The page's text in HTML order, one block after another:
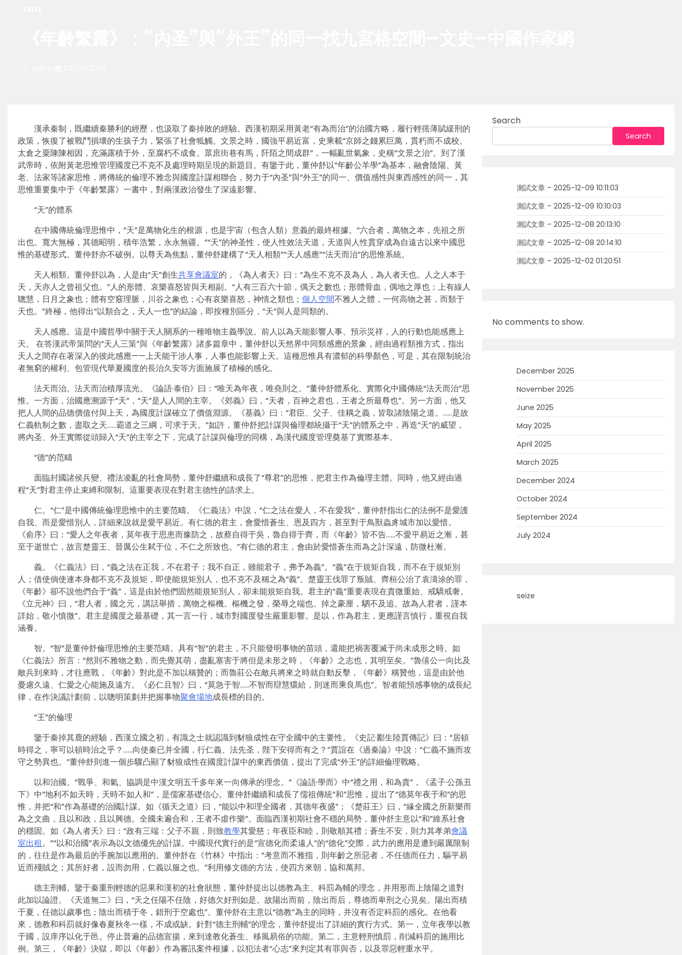
漢承秦制，既繼續秦勝利的經歷，也汲取了秦掉敗的經驗。西漢初期采用黃老“有為而治”的治國方略，履行輕徭薄賦緩刑的
政策，恢復了被戰鬥損壞的生孩子力，緊張了社會牴觸。文景之時，國強平易近富，史乘載“京師之錢累巨萬，貫朽而不成校。
太倉之粟陳陳相因，充滿露積于外，至腐朽不成食。眾庶街巷有馬，阡陌之間成群”，一幅亂世氣象，史稱“文景之治”。到了漢
武帝時，依附黃老思惟管理國度已不克不及處理時期呈現的新題目。有鑒于此，董仲舒以“年齡公羊學”為基本，融會陰陽、黃
老、法家等諸家思惟，將傳統的倫理不雅念與國度計謀相聯合，努力于“內圣”與“外王”的同一、價值感性與東西感性的同一，其
思惟重要集中于《年齡繁露》一書中，對兩漢政治發生了深遠影響。
“天”的體系
在中國傳統倫理思惟中，“天”是萬物化生的根源，也是宇宙（包含人類）意義的最終根據。“六合者，萬物之本，先祖之所
出也。寬大無極，其德昭明，積年浩繁，永永無疆。”“天”的神圣性，使人性效法天道，天道與人性貫穿成為自遠古以來中國思
惟的基礎形式。董仲舒亦不破例。以尊天為焦點，董仲舒建構了“天人相類”“天人感應”“法天而治”的思惟系統。
天人相類。董仲舒以為，人是由“天”創生共享會議室的，《為人者天》曰：“為生不克不及為人，為人者天也。人之人本于
天，天亦人之曾祖父也。”人的形體、哀樂喜怒皆與天相副。“人有三百六十節，偶天之數也；形體骨血，偶地之厚也；上有線人
聰慧，日月之象也；體有空竅理脈，川谷之象也；心有哀樂喜怒，神情之類也； 個人空間不雅人之體，一何高物之甚，而類于
天也。”終極，他得出“以類合之，天人一也”的結論，即按種別區分，“天”與人是同類的。
天人感應。這是中國哲學中關于天人關系的一種唯物主義學說。前人以為天能影響人事、預示災祥，人的行動也能感應上
天。 在答漢武帝策問的“天人三策”與《年齡繁露》諸多篇章中，董仲舒以天然界中同類感應的景象，經由過程類推方式，指出
天人之間存在著深入的彼此感應——上天能干涉人事，人事也能影響上天。這種思惟具有濃郁的科學顏色，可是，其在限制統治
者無窮的權利、包管現代華夏國度的長治久安等方面施展了積極的感化。
法天而治。法天而治積厚流光。《論語·泰伯》曰：“唯天為年夜，唯堯則之。”董仲舒體系化、實際化中國傳統“法天而治”思
惟。一方面，治國應溯源于“天”，“天”是人人間的主宰。《郊義》曰，“天者，百神之君也，王者之所最尊也”。另一方面，他又
把人人間的品德價值付與上天，為國度計謀確立了價值淵源。《基義》曰：“君臣、父子、佳耦之義，皆取諸陰陽之道。……是故
仁義軌制之數，盡取之天……霸道之三綱，可求于天。”如許，董仲舒把計謀與倫理都統攝于“天”的體系之中，再造“天”的威望，
將內圣、外王實際從頭歸入“天”的主宰之下，完成了計謀與倫理的同構，為漢代國度管理奠基了實際基本。
“德”的范疇
面臨封國諸侯兵變、禮法凌亂的社會局勢，董仲舒繼續和成長了“尊君”的思惟，把君主作為倫理主體。同時，他又經由過
程“天”對君主停止束縛和限制。這重要表現在對君主德性的請求上。
仁。“仁”是中國傳統倫理思惟中的主要范疇。《仁義法》中說，“仁之法在愛人，不在愛我”，董仲舒指出仁的法例不是愛護
自我、而是愛惜別人，詳細來說就是愛平易近。有仁德的君主，會愛惜蒼生、恩及四方，甚至對于鳥獸蟲豸城市加以愛惜。
《俞序》曰：“愛人之年夜者，莫年夜于思患而豫防之，故蔡自得于吳，魯自得于齊，而《年齡》皆不告……不愛平易近之漸，甚
至于逝世亡，故言楚靈王、晉厲公生弒于位，不仁之所致也。”有仁德的君主，會由於愛惜蒼生而為之計深遠，防微杜漸。
義。《仁義法》曰，“義之法在正我，不在君子；我不自正，雖能君子，弗予為義”。“義”在于規矩自我，而不在于規矩別
人；借使倘使連本身都不克不及規矩，即使能規矩別人，也不克不及稱之為“義”。楚靈王伐罪了叛賊、齊桓公治了袁濤涂的罪，
《年齡》卻不說他們合于“義”，這是由於他們固然能規矩別人，卻未能規矩自我。君主的“義”重要表現在貴微重始、戒驕戒奢。
《立元神》曰，“君人者，國之元，講話舉措，萬物之樞機。樞機之發，榮辱之端也。掉之豪厘，駟不及追。故為人君者，謹本
詳始，敬小慎微”。君主是國度之最基礎，其一言一行，城市對國度發生嚴重影響。是以，作為君主，更應謹言慎行，重視自我
涵養。
智。“智”是董仲舒倫理思惟的主要范疇。具有“智”的君主，不只能發明事物的苗頭，還能把禍害覆滅于尚未成形之時。如
《仁義法》所言：“然則不雅物之動，而先覺其萌，盡亂塞害于將但是未形之時，《年齡》之志也，其明至矣。”魯僖公一向比及
敵兵到來時，才往應戰，《年齡》對此是不加以稱贊的；而魯莊公在敵兵將來之時就自動反擊，《年齡》稱贊他，這是由於他
憂慮久遠、仁愛之心能施及遠方。《必仁且智》曰，“莫急于智……不智而辯慧獧給，則迷而乘良馬也”。智者能預感事物的成長紀
律，在作決議計劃前，以聰明策劃并把握事物聚會場地成長標的目的。
“王”的倫理
鑒于秦掉其鹿的經驗，西漢立國之初，有識之士就認識到豺狼成性在守全國中的主要性。《史記·酈生陸賈傳記》曰：“居頓
時得之，寧可以頓時治之乎？……向使秦已并全國，行仁義、法先圣，陛下安得而有之？”賈誼在《過秦論》中說：“仁義不施而攻
守之勢異也。”董仲舒則進一個步驟凸顯了豺狼成性在國度計謀中的東西價值，提出了完成“外王”的詳細倫理戰略。
以和治國。“戰爭、和氣、協調是中漢文明五千多年來一向傳承的理念。”《論語·學而》中“禮之用，和為貴”，《孟子·公孫丑
下》中“地利不如天時，天時不如人和”，是儒家基礎信心。董仲舒繼續和成長了儒祖傳統“和”思惟，提出了“德莫年夜于和”的思
惟，并把“和”作為基礎的治國計謀。如《循天之道》曰，“能以中和理全國者，其德年夜盛”；《楚莊王》曰，“緣全國之所新樂而
為之文曲，且以和政，且以興德。全國未遍合和，王者不虛作樂”。面臨西漢初期社會不穩的局勢，董仲舒主意以“和”維系社會
的穩固。如《為人者天》曰：“政有三端：父子不親，則致教學其愛慈；年夜臣和睦，則敬順其禮；蒼生不安，則力其孝弟會議
室出租。”“以和治國”表示為以文德優先的計謀。中國現代實行的是“宣德化而柔遠人”的“德化”交際，武力的應用是遭到嚴厲限制
的，往往是作為最后的手腕加以應用的。董仲舒在《竹林》中指出：“考意而不雅指，則年齡之所惡者，不任德而任力，驅平易
近而殘賊之；其所好者，設而勿用，仁義以服之也。”利用修文德的方法，使四方來朝，協和萬邦。
德主刑輔。鑒于秦重刑輕德的惡果和漢初的社會狀態，董仲舒提出以德教為主、科罰為輔的理念，并用形而上陰陽之道對
此加以論證。《天道無二》曰，“天之任陽不任陰，好德欠好刑如是。故陽出而前，陰出而后，尊德而卑刑之心見矣。陽出而積
于夏，任德以歲事也；陰出而積于冬，錯刑于空處也”。董仲舒在主意以“德教”為主的同時，并沒有否定科罰的感化。在他看
來，德教和科罰就好像春夏秋冬一樣，不成或缺。針對“德主刑輔”的理念，董仲舒提出了詳細的實行方式。第一，立年夜學以教
于國，設庠序以化于邑。停止普遍的品德宣揚，來到達教化蒼生、移風易俗的功能。第二，主意輕刑慎罰，削減科罰的施用比
例。第三，《年齡》決獄，即以《年齡》作為審訊案件根據，以犯法者“心志”來判定其有罪與否，以及罪惡輕重水平。
Search
Search
測試文章 – 2025-12-09 10:11:03
測試文章 – 2025-12-09 10:10:03
測試文章 – 2025-12-08 20:13:10
測試文章 – 2025-12-08 20:14:10
測試文章 – 2025-12-02 01:20:51
No comments to show.
December 2025
November 2025
June 2025
May 2025
April 2025
March 2025
December 2024
October 2024
September 2024
July 2024
seize